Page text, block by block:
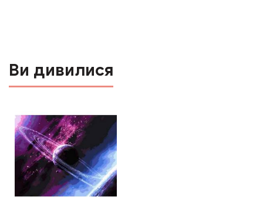
Ви дивилися